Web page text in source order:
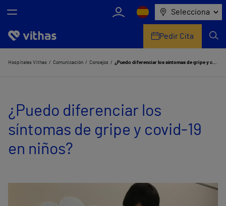
Selecciona
Nosotros
Servicios de salud
Equipo médico y asistencial
Comunicación
Pedir Cita
Hospitales Vithas Comunicación Consejos ¿Puedo diferenciar los síntomas de gripe y covid-19 en niños?
¿Puedo diferenciar los
síntomas de gripe y covid-19
en niños?